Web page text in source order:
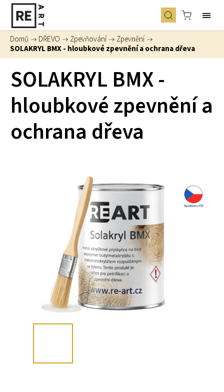
Domů / DŘEVO / Zpevňování / Zpevnění /
SOLAKRYL BMX - hloubkové zpevnění a ochrana dřeva
SOLAKRYL BMX -
hloubkové zpevnění a
ochrana dřeva